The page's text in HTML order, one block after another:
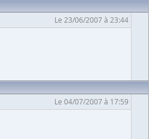
Le 23/06/2007 à 23:44
Le 04/07/2007 à 17:59